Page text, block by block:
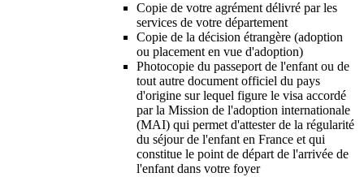
Copie de votre agrément délivré par les
services de votre département
Copie de la décision étrangère (adoption
ou placement en vue d'adoption)
Photocopie du passeport de l'enfant ou de
tout autre document officiel du pays
d'origine sur lequel figure le visa accordé
par la Mission de l'adoption internationale
(MAI) qui permet d'attester de la régularité
du séjour de l'enfant en France et qui
constitue le point de départ de l'arrivée de
l'enfant dans votre foyer